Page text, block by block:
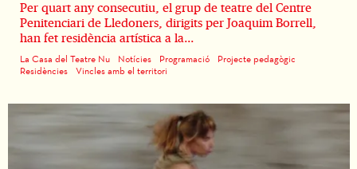
Per quart any consecutiu, el grup de teatre del Centre
Penitenciari de Lledoners, dirigits per Joaquim Borrell,
han fet residència artística a la...
La Casa del Teatre Nu Notícies Programació
Projecte pedagògic
Residències
Vincles amb el territori